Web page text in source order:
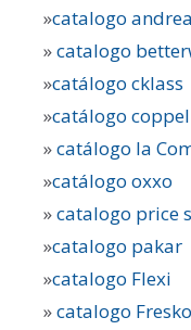
»catalogo andrea
»catalogo
»catálogo cklass
»catálogo coppel
»catálogo la
»catálogo oxxo
»catalogo price
»catalogo pakar
»catalogo Flexi
»catalogo Fresko